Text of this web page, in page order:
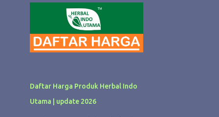
Daftar Harga Produk Herbal Indo
Utama | update 2026